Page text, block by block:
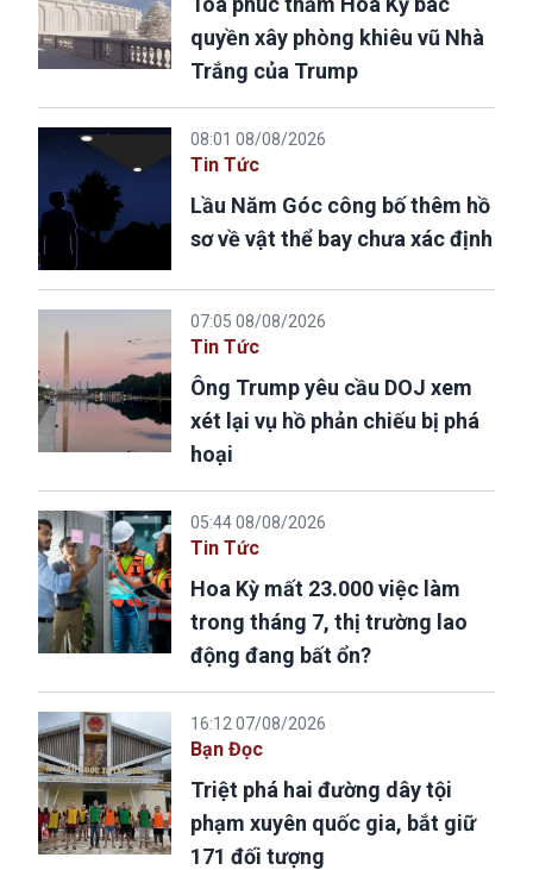
quyền xây phòng khiêu vũ Nhà
Trắng của Trump
08:01 08/08/2026
Tin Tức
Lầu Năm Góc công bố thêm hồ
sơ về vật thể bay chưa xác định
07:05 08/08/2026
Tin Tức
Ông Trump yêu cầu DOJ xem
xét lại vụ hồ phản chiếu bị phá
hoại
05:44 08/08/2026
Tin Tức
Hoa Kỳ mất 23.000 việc làm
trong tháng 7, thị trường lao
động đang bất ổn?
16:12 07/08/2026
Bạn Đọc
Triệt phá hai đường dây tội
phạm xuyên quốc gia, bắt giữ
171 đối tượng